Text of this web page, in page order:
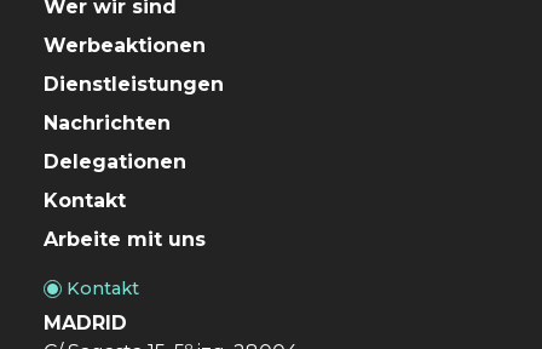
Wer wir sind
Werbeaktionen
Dienstleistungen
Nachrichten
Delegationen
Kontakt
Arbeite mit uns
Kontakt
MADRID